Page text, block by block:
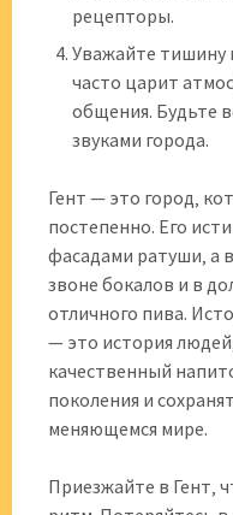
рецепторы.
Уважайте тишину
часто царит
общения. Будьте
звуками города.
Гент — это город‚
постепенно. Его
фасадами ратуши‚ а
звоне бокалов и в
отличного пива.
— это история
качественный
поколения и
меняющемся мире.
Приезжайте в Гент‚